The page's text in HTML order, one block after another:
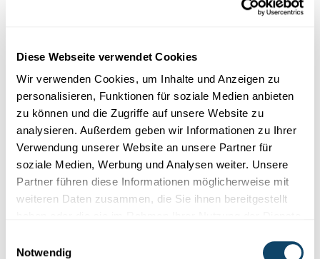
Diese Webseite verwendet Cookies
Wir verwenden Cookies, um Inhalte und Anzeigen zu
personalisieren, Funktionen für soziale Medien anbieten
zu können und die Zugriffe auf unsere Website zu
analysieren. Außerdem geben wir Informationen zu Ihrer
Verwendung unserer Website an unsere Partner für
soziale Medien, Werbung und Analysen weiter. Unsere
Partner führen diese Informationen möglicherweise mit
weiteren Daten zusammen, die Sie ihnen bereitgestellt
Notwendig
Masken, Übertragung,AstraZeneca-Empfehlungen:
Wissenschaftliche Evidenz kristallisiertsich meistens aus einem
University of Luxembourg,LCSB